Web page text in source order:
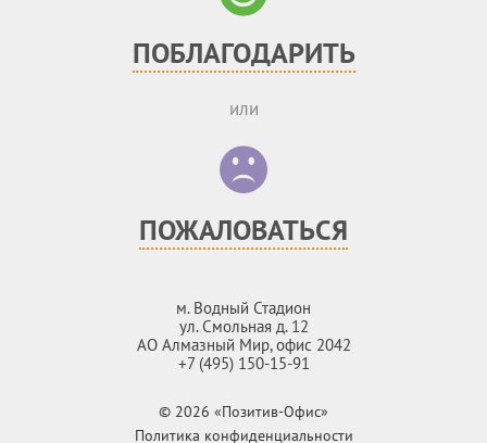
ПОБЛАГОДАРИТЬ
или
ПОЖАЛОВАТЬСЯ
м. Водный Стадион
ул. Смольная д. 12
АО Алмазный Мир, офис 2042
+7 (495) 150-15-91
© 2026 «Позитив-Офис»
Политика конфиденциальности